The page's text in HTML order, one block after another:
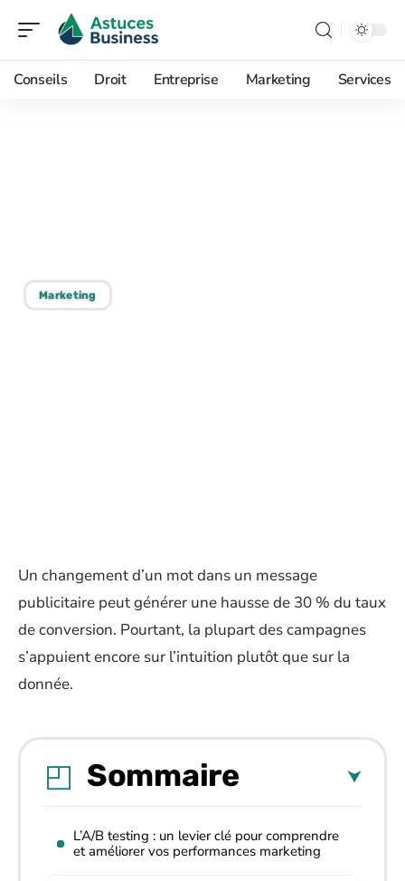
Conseils Droit Entreprise Marketing Services
Marketing
Un changement d’un mot dans un message
publicitaire peut générer une hausse de 30 % du taux
de conversion. Pourtant, la plupart des campagnes
s’appuient encore sur l’intuition plutôt que sur la
donnée.
Sommaire
L’A/B testing : un levier clé pour comprendre
et améliorer vos performances marketing